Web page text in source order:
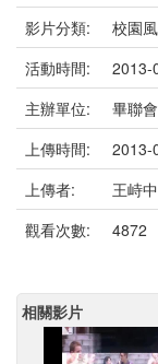
影片分類:
校園
活動時間:
2013-
主辦單位:
畢聯會
上傳時間:
2013-
上傳者:
王峙中
觀看次數:
4872
相關影片